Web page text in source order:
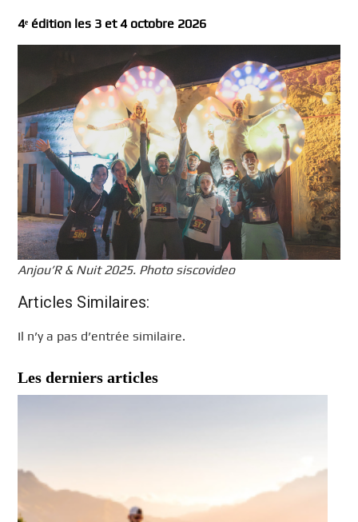
4ᵉ édition les 3 et 4 octobre 2026
Anjou’R & Nuit 2025. Photo siscovideo
Articles Similaires:
Il n’y a pas d’entrée similaire.
Les derniers articles